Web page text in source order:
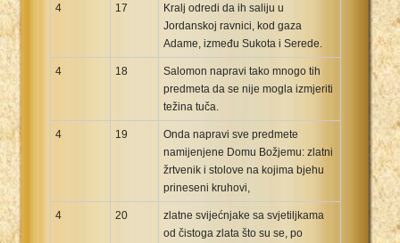
4 17
Kralj odredi da ih saliju u
Jordanskoj ravnici, kod gaza
Adame, između Sukota i Serede.
4 18
Salomon napravi tako mnogo tih
predmeta da se nije mogla izmjeriti
težina tuča.
4 19
Onda napravi sve predmete
namijenjene Domu Božjemu: zlatni
žrtvenik i stolove na kojima bjehu
prineseni kruhovi,
4 20
zlatne svijećnjake sa svjetiljkama
od čistoga zlata što su se, po